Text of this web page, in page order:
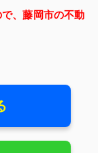
、藤岡市の不動